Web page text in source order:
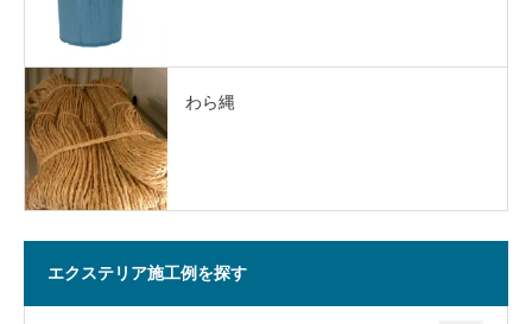
わら縄
エクステリア施工例を探す